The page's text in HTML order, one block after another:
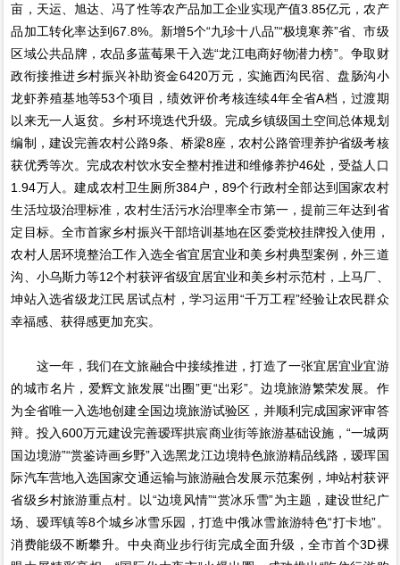
亩，天运、旭达、冯了性等农产品加工企业实现产值3.85亿元，农产
品加工转化率达到67.8%。新增5个“九珍十八品”“极境寒养”省、市级
区域公共品牌，农品多蓝莓果干入选“龙江电商好物潜力榜”。争取财
政衔接推进乡村振兴补助资金6420万元，实施西沟民宿、盘肠沟小
龙虾养殖基地等53个项目，绩效评价考核连续4年全省A档，过渡期
以来无一人返贫。乡村环境迭代升级。完成乡镇级国土空间总体规划
编制，建设完善农村公路9条、桥梁8座，农村公路管理养护省级考核
获优秀等次。完成农村饮水安全整村推进和维修养护46处，受益人口
1.94万人。建成农村卫生厕所384户，89个行政村全部达到国家农村
生活垃圾治理标准，农村生活污水治理率全市第一，提前三年达到省
定目标。全市首家乡村振兴干部培训基地在区委党校挂牌投入使用，
农村人居环境整治工作入选全省宜居宜业和美乡村典型案例，外三道
沟、小乌斯力等12个村获评省级宜居宜业和美乡村示范村，上马厂、
坤站入选省级龙江民居试点村，学习运用“千万工程”经验让农民群众
幸福感、获得感更加充实。
这一年，我们在文旅融合中接续推进，打造了一张宜居宜业宜游
的城市名片，爱辉文旅发展“出圈”更“出彩”。边境旅游繁荣发展。作
为全省唯一入选地创建全国边境旅游试验区，并顺利完成国家评审答
辩。投入600万元建设完善瑷珲拱宸商业街等旅游基础设施，“一城两
国边境游”“赏鉴诗画乡野”入选黑龙江边境特色旅游精品线路，瑷珲国
际汽车营地入选国家交通运输与旅游融合发展示范案例，坤站村获评
省级乡村旅游重点村。以“边境风情”“赏冰乐雪”为主题，建设世纪广
场、瑷珲镇等8个城乡冰雪乐园，打造中俄冰雪旅游特色“打卡地”。
消费能级不断攀升。中央商业步行街完成全面升级，全市首个3D裸